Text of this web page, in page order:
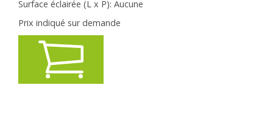
Surface éclairée (L x P): Aucune
Prix indiqué sur demande